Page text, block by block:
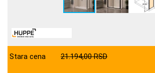
Stara cena 21.194,00 RSD